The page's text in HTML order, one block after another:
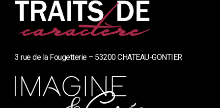
3 rue de la Fougetterie – 53200 CHATEAU-GONTIER